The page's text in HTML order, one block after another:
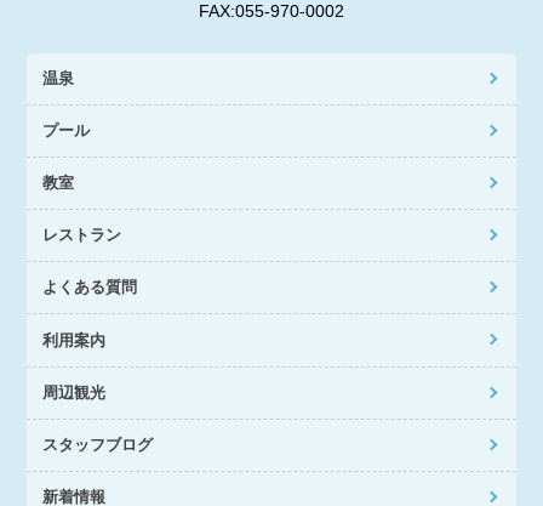
FAX:055-970-0002
温泉
プール
教室
レストラン
よくある質問
利用案内
周辺観光
スタッフブログ
新着情報